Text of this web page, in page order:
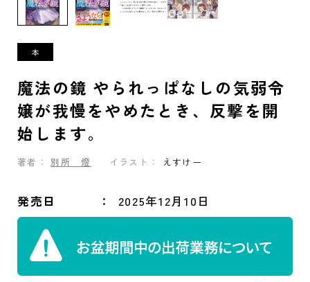
魔法の鏡 やられっぱなしの気弱令
嬢が我慢をやめたとき、反撃を開
始します。
著者： 別所 燈 イラスト： えすけー
発売日 2025年12月10日